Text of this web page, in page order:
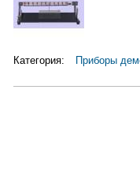
Категория: Приборы